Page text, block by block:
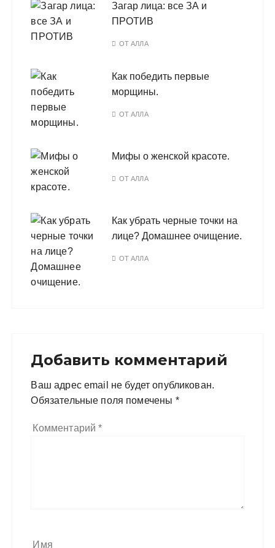
Загар лица: все ЗА и
ПРОТИВ
ОТАЛЛА
Как победить первые
морщины.
ОТАЛЛА
Мифы о женской красоте.
ОТАЛЛА
Как убрать черные точки на
лице? Домашнее очищение.
ОТАЛЛА
Добавить комментарий
Ваш адрес email не будет опубликован.
Обязательные поля помечены *
Комментарий*
Имя